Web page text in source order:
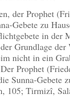
der Prophet
Gebete zu
in der
Grundlage der
nicht in ein
Prophet
Sunna-Gebete
105; Tirmizî,